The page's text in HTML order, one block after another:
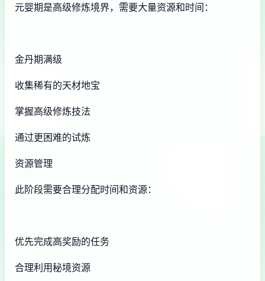
元婴期是高级修炼境界，需要大量资源和时间：
金丹期满级
收集稀有的天材地宝
掌握高级修炼技法
通过更困难的试炼
资源管理
此阶段需要合理分配时间和资源：
优先完成高奖励的任务
合理利用秘境资源